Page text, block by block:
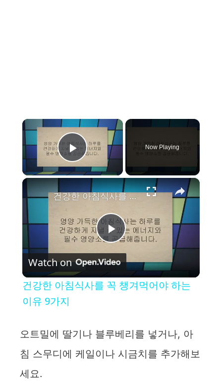
×
Play Video
Now Playing
×
P
y
V
건강한 아침식사를 꼭 챙겨먹어야 하는 이유 9가지
Watch on
건강한 아침식사를 꼭 챙겨먹어야 하는
이유 9가지
오트밀에 딸기나 블루베리를 넣거나, 아
침 스무디에 케일이나 시금치를 추가해보
세요.